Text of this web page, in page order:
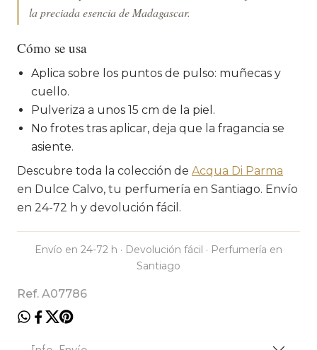
la preciada esencia de Madagascar.
Cómo se usa
Aplica sobre los puntos de pulso: muñecas y
cuello.
Pulveriza a unos 15 cm de la piel.
No frotes tras aplicar, deja que la fragancia se
asiente.
Descubre toda la colección de Acqua Di Parma
en Dulce Calvo, tu perfumería en Santiago. Envío
en 24-72 h y devolución fácil.
Envío en 24-72 h · Devolución fácil · Perfumería en
Santiago
Ref. A07786